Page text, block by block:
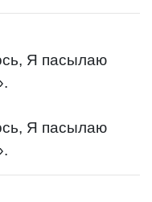
Я пасылаю
Я пасылаю